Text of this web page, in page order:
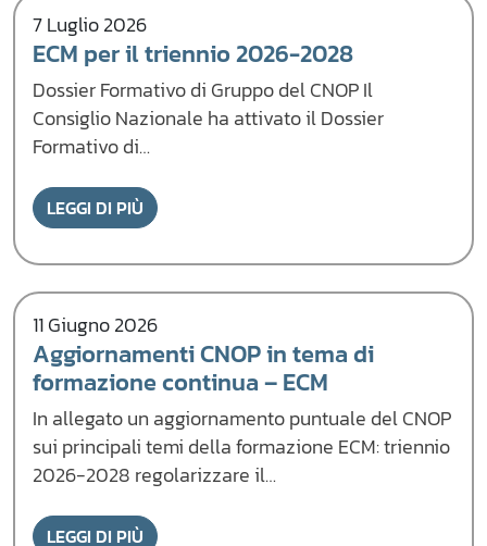
7 Luglio 2026
ECM per il triennio 2026-2028
Dossier Formativo di Gruppo del CNOP Il
Consiglio Nazionale ha attivato il Dossier
Formativo di…
LEGGI DI PIÙ
11 Giugno 2026
Aggiornamenti CNOP in tema di
formazione continua – ECM
In allegato un aggiornamento puntuale del CNOP
sui principali temi della formazione ECM: triennio
2026-2028 regolarizzare il…
LEGGI DI PIÙ